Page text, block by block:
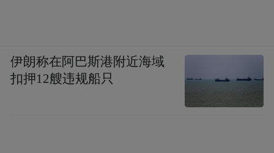
伊朗称在阿巴斯港附近海域
扣押12艘违规船只